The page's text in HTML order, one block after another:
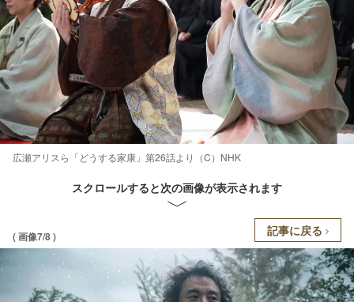
広瀬アリスら「どうする家康」第26話より（C）NHK
スクロールすると次の画像が表示されます
( 画像7/8 ) 記事に戻る